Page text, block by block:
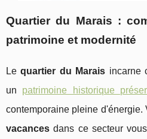
Quartier du Marais :
patrimoine et modernité
Lequartier du Marais incarne
un patrimoine historique
contemporaine pleine d'énergie.
vacances dans ce secteur